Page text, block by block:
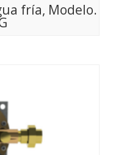
fría, Modelo.